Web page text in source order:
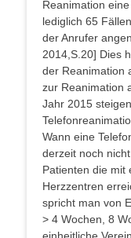
Reanimation
lediglich 65
der Anrufer
2014,S.20] Dies
der Reanimation
zur Reanimation
Jahr 2015
Wann eine
derzeit noch
Patienten die mit
Herzzentren
spricht man von
> 4 Wochen, 8